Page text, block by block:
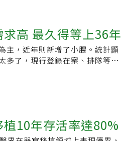
足的問題，擴大捐贈者資格，讓
台北榮總／活體
高 最久得等上36年
主，近年則新增了小腸。統計顯
多了，現行登錄在案、排隊等候
10年存活率達80%